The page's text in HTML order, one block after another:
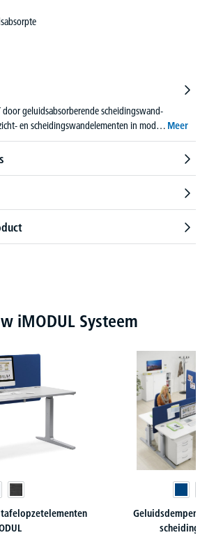
door geluidsabsorberende scheidingswand-
en scheidingswandelementen in mod… Meer
iMODUL Systeem